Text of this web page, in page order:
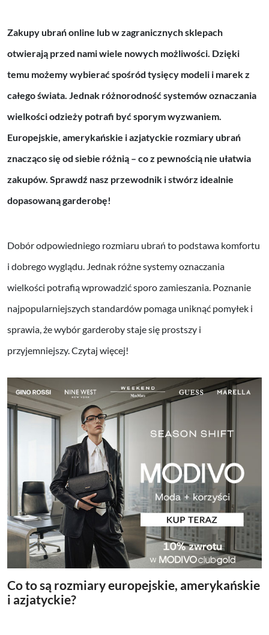
Zakupy ubrań online lub w zagranicznych sklepach
otwierają przed nami wiele nowych możliwości. Dzięki
temu możemy wybierać spośród tysięcy modeli i marek z
całego świata. Jednak różnorodność systemów oznaczania
wielkości odzieży potrafi być sporym wyzwaniem.
Europejskie, amerykańskie i azjatyckie rozmiary ubrań
znaczącosię od siebie różnią – co z pewnością nie ułatwia
zakupów. Sprawdź nasz przewodnik i stwórz idealnie
dopasowaną garderobę!
Dobór odpowiedniego rozmiaru ubrań to podstawa komfortu
i dobrego wyglądu. Jednak różne systemy oznaczania
wielkości potrafią wprowadzić sporo zamieszania. Poznanie
najpopularniejszych standardów pomaga uniknąć pomyłek i
sprawia, że wybór garderoby staje się prostszy i
przyjemniejszy. Czytaj więcej!
Co to są rozmiary europejskie, amerykańskie
i azjatyckie?